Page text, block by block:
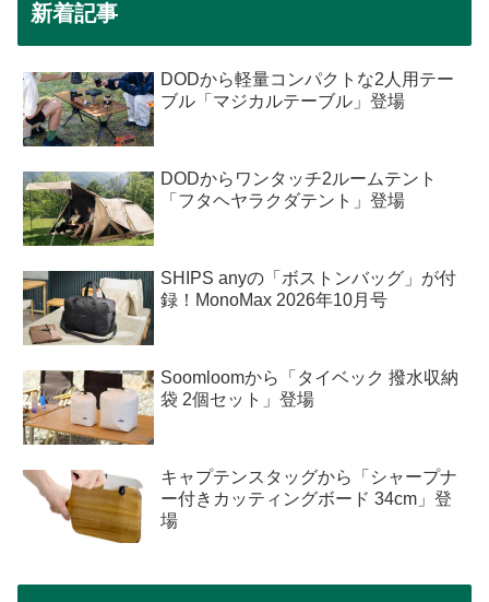
新着記事
DODから軽量コンパクトな2人用テー
ブル「マジカルテーブル」登場
DODからワンタッチ2ルームテント
「フタヘヤラクダテント」登場
SHIPS anyの「ボストンバッグ」が付
録！MonoMax 2026年10月号
Soomloomから「タイベック 撥水収納
袋 2個セット」登場
キャプテンスタッグから「シャープナ
ー付きカッティングボード 34cm」登
場